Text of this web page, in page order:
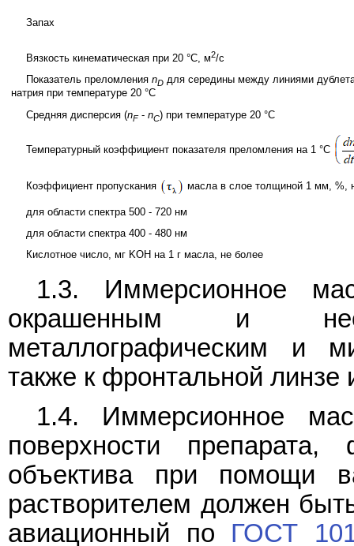
Запах
Вязкость кинематическая при 20 °C, м2/с
Показатель преломления nDдля середины между линиями
натрия при температуре 20 °C
Средняя дисперсия (nF- nC) при температуре 20 °C
Температурный коэффициент показателя преломления на 1 °C
Коэффициент пропускания масла в слое толщиной 1 мм, %,
для области спектра 500 - 720 нм
для области спектра 400 - 480 нм
Кислотное число, мг KOH на 1 г масла, не более
1.3. Иммерсионное
окрашенным и
металлографическим и
также к фронтальной линзе
1.4. Иммерсионное
поверхности
объектива при помощи
растворителем должен
авиационный по ГОСТ